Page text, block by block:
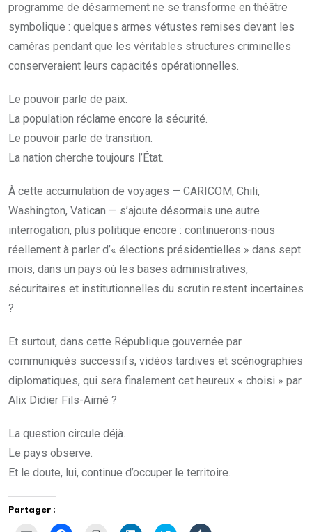
programme de désarmement ne se transforme en théâtre
symbolique : quelques armes vétustes remises devant les
caméras pendant que les véritables structures criminelles
conserveraient leurs capacités opérationnelles.
Le pouvoir parle de paix.
La population réclame encore la sécurité.
Le pouvoir parle de transition.
La nation cherche toujours l’État.
À cette accumulation de voyages — CARICOM, Chili,
Washington, Vatican — s’ajoute désormais une autre
interrogation, plus politique encore : continuerons-nous
réellement à parler d’« élections présidentielles » dans sept
mois, dans un pays où les bases administratives,
sécuritaires et institutionnelles du scrutin restent incertaines
?
Et surtout, dans cette République gouvernée par
communiqués successifs, vidéos tardives et scénographies
diplomatiques, qui sera finalement cet heureux « choisi » par
Alix Didier Fils-Aimé ?
La question circule déjà.
Le pays observe.
Et le doute, lui, continue d’occuper le territoire.
Partager :